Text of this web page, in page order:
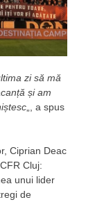
zi să mă
și am
„, a spus
Ciprian Deac
Cluj:
unui lider
de